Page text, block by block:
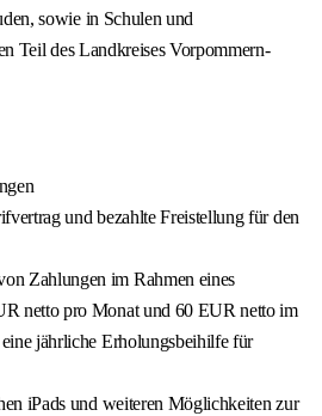
sowie in Schulen und
Teil des Landkreises Vorpommern-
und bezahlte Freistellung für den
Zahlungen im Rahmen eines
netto pro Monat und 60 EUR netto im
jährliche Erholungsbeihilfe für
iPads und weiteren Möglichkeiten zur